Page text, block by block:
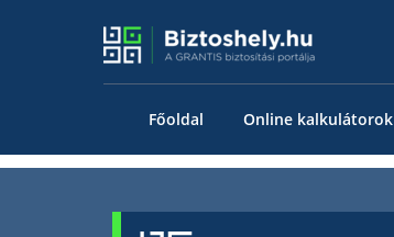
Főoldal Online kalkulátorok